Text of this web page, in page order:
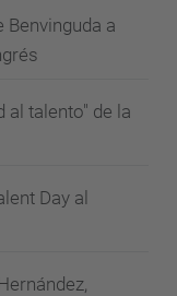
Benvinguda a
al talento" de la
Day al